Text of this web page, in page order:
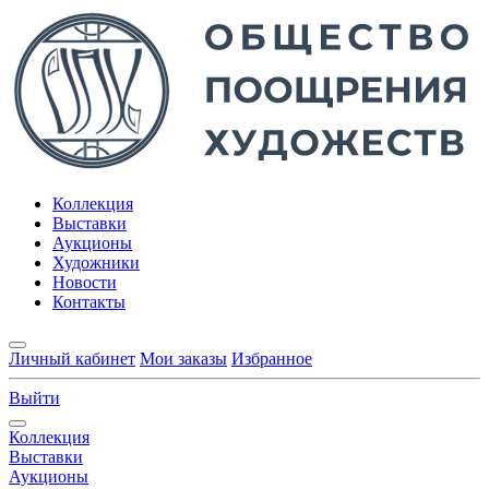
Коллекция
Выставки
Аукционы
Художники
Новости
Контакты
Личный кабинет Мои заказы Избранное
Выйти
Коллекция
Выставки
Аукционы